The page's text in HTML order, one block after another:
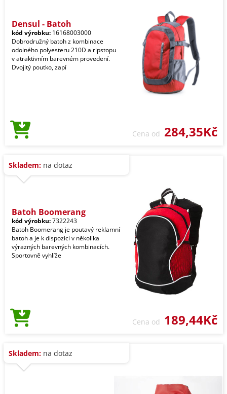
Densul - Batoh
kód výrobku: 16168003000
Dobrodružný batoh z kombinace
odolného polyesteru 210D a ripstopu
v atraktivním barevném provedení.
Dvojitý poutko, zapí
Cena od 284,35Kč
Skladem: na dotaz
Batoh Boomerang
kód výrobku:7322243
Batoh Boomerang je poutavý reklamní
batoh a je k dispozici v několika
výrazných barevných kombinacích.
Sportovně vyhlíže
Cena od 189,44Kč
Skladem: na dotaz